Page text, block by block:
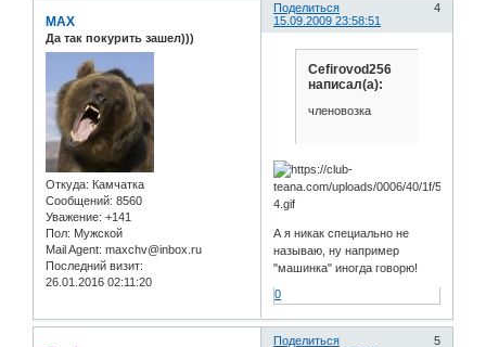
Поделиться
4
15.09.2009 23:58:51
MAX
Да так покурить зашел)))
Откуда: Камчатка
Сообщений: 8560
Уважение: +141
Пол: Мужской
Mail Agent: maxchv@inbox.ru
Последний визит:
26.01.2016 02:11:20
Cefirovod256
написал(а):
членовозка
А я никак специально не
называю, ну например
"машинка" иногда говорю!
0
Поделиться
5